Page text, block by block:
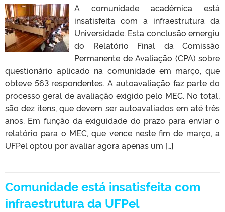
A comunidade acadêmica está
insatisfeita com a infraestrutura da
Universidade. Esta conclusão emergiu
do Relatório Final da Comissão
Permanente de Avaliação (CPA) sobre
questionário aplicado na comunidade em março, que
obteve 563 respondentes. A autoavaliação faz parte do
processo geral de avaliação exigido pelo MEC. No total,
são dez itens, que devem ser autoavaliados em até três
anos. Em função da exiguidade do prazo para enviar o
relatório para o MEC, que vence neste fim de março, a
UFPel optou por avaliar agora apenas um […]
Comunidade está insatisfeita com
infraestrutura da UFPel